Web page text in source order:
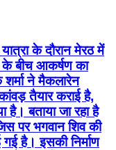
के दौरान मेरठ में
के बीच आकर्षण का
ने मैकलारेन
तैयार कराई है,
है। बताया जा रहा है
पर भगवान शिव की
है। इसकी निर्माण